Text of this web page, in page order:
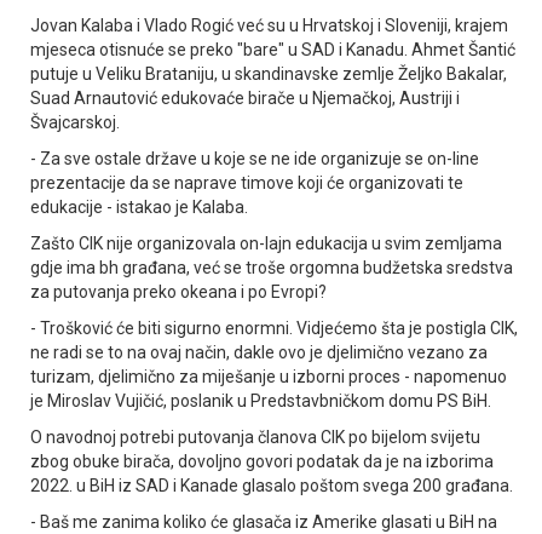
Јovan Kalaba i Vlado Rogić već su u Hrvatskoj i Sloveniji, krajem
mjeseca otisnuće se preko "bare" u SAD i Kanadu. Ahmet Šantić
putuje u Veliku Brataniju, u skandinavske zemlje Željko Bakalar,
Suad Arnautović edukovaće birače u Njemačkoj, Austriji i
Švajcarskoj.
- Za sve ostale države u koje se ne ide organizuje se on-line
prezentacije da se naprave timove koji će organizovati te
edukacije - istakao je Kalaba.
Zašto CIK nije organizovala on-lajn edukacija u svim zemljama
gdje ima bh građana, već se troše orgomna budžetska sredstva
za putovanja preko okeana i po Evropi?
- Trošković će biti sigurno enormni. Vidjećemo šta je postigla CIK,
ne radi se to na ovaj način, dakle ovo je djelimično vezano za
turizam, djelimično za miješanje u izborni proces - napomenuo
je Miroslav Vujičić, poslanik u Predstavbničkom domu PS BiH.
O navodnoj potrebi putovanja članova CIK po bijelom svijetu
zbog obuke birača, dovoljno govori podatak da je na izborima
2022. u BiH iz SAD i Kanade glasalo poštom svega 200 građana.
- Baš me zanima koliko će glasača iz Amerike glasati u BiH na